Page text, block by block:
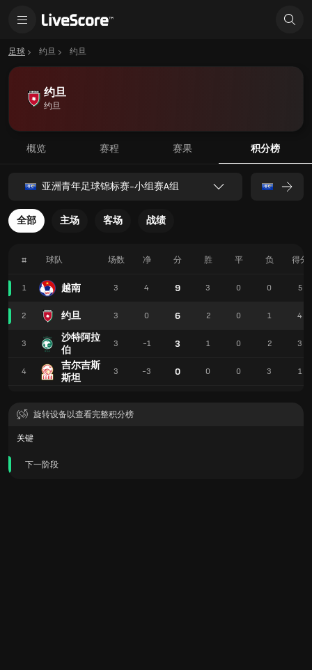
足球 约旦 约旦
约旦
约旦
概览 赛程 赛果 积分榜
亚洲青年足球锦标赛-小组赛A组
全部 主场 客场 战绩
# 球队
1 越南
2 约旦
3
沙特阿拉
伯
4
吉尔吉斯
斯坦
场数 净 分 胜 平 负 得分
3 4 9 3 0 0 5
3 0 6 2 0 1 4
3 -1 3 1 0 2 3
3 -3 0 0 0 3 1
旋转设备以查看完整积分榜
关键
下一阶段